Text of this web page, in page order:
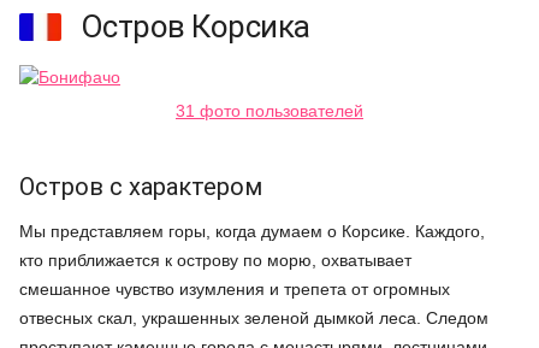
Остров Корсика
31 фото пользователей
Остров с характером
Мы представляем горы, когда думаем о Корсике. Каждого,
кто приближается к острову по морю, охватывает
смешанное чувство изумления и трепета от огромных
отвесных скал, украшенных зеленой дымкой леса. Следом